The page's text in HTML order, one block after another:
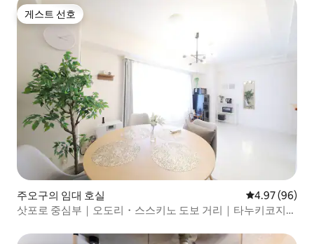
게스트 선호
게스트 선호
주오구의 임대 호실 평점 4.97점(5
4.97 (96)
삿포로 중심부｜오도리・스스키노 도보 거리｜타누키코지・
PH5...